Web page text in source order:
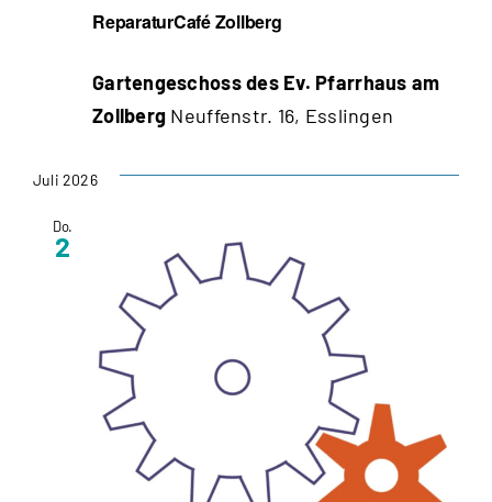
ReparaturCafé Zollberg
Gartengeschoss des Ev. Pfarrhaus am
Zollberg Neuffenstr. 16, Esslingen
Juli 2026
Do.
2